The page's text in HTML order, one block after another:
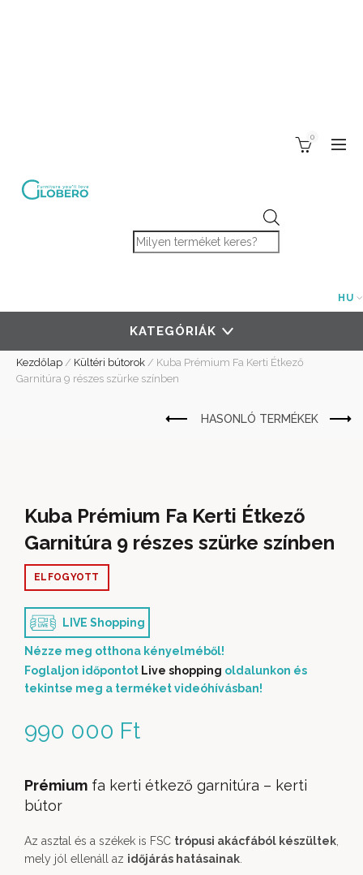
Products search
0
HU
KATEGÓRIÁK
Kezdőlap / Kültéri bútorok / Kuba Prémium Fa Kerti Étkező
Garnitúra 9 részes szürke színben
Kuba Prémium Fa Kerti Étkező
Garnitúra 9 részes szürke színben
990 000 Ft
ELFOGYOTT
LIVE Shopping
Nézze meg otthona kényelméből!
Foglaljon időpontot Live shopping oldalunkon és
tekintse meg a terméket videóhívásban!
Prémium fa kerti étkező garnitúra – kerti
bútor
Az asztal és a székek is FSC trópusi akácfából készültek
mely jól ellenáll az időjárás hatásainak